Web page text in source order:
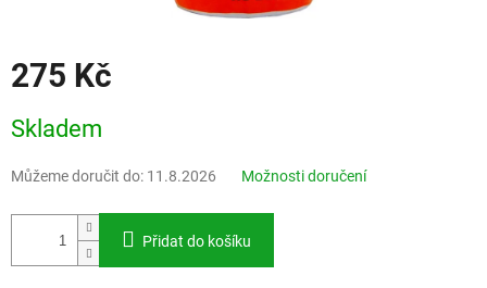
275 Kč
cena:
Skladem
Můžeme doručit do: 11.8.2026 Možnosti doručení
Přidat do košíku